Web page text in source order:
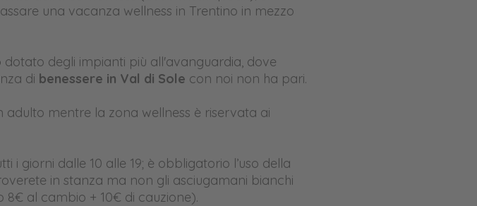
una vacanza wellness in Trentino in mezzo
dotato degli impianti più all'avanguardia, dove
di benessere in Val di Sole con noi non ha pari.
mentre la zona wellness è riservata ai
i giorni dalle 10 alle 19; è obbligatorio l’uso della
in stanza ma non gli asciugamani bianchi
al cambio + 10€ di cauzione).